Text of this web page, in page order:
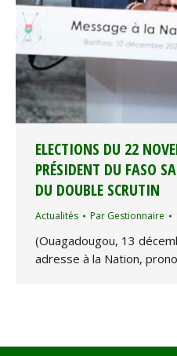
ELECTIONS DU 22
PRÉSIDENT DU FASO
DU DOUBLE SCRUTIN
Actualités Par Gestionnaire
(Ouagadougou, 13
adresse à la Nation,